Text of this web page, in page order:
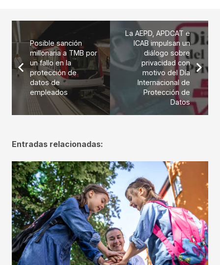
Posible sanción
millonaria a TMB por
un fallo en la
protección de
datos de
empleados
La AEPD, APDCAT e
ICAB impulsan un
diálogo sobre
privacidad con
motivo del Día
Internacional de
Protección de
Datos
Entradas relacionadas: